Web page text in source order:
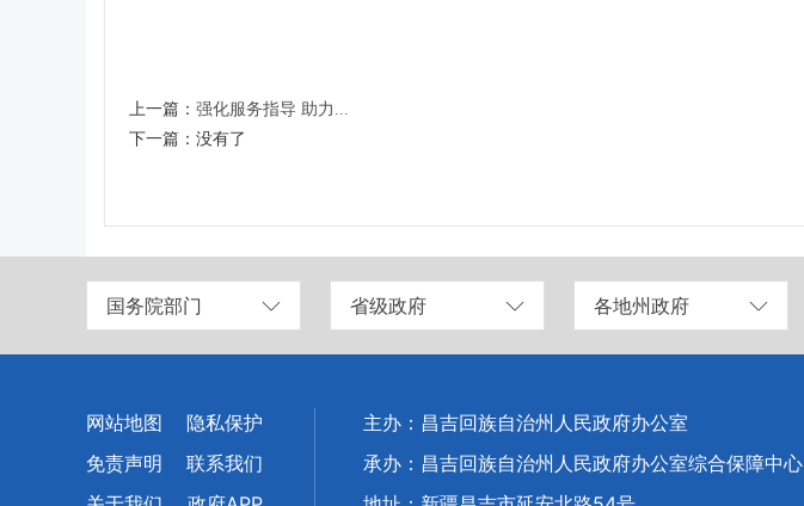
上一篇： 强化服务指导 助力...
下一篇： 没有了
国务院部门 省级政府 各地州政府
网站地图
隐私保护
免责声明
联系我们
主办：昌吉回族自治州人民政府办公室
承办：昌吉回族自治州人民政府办公室综合保障中心